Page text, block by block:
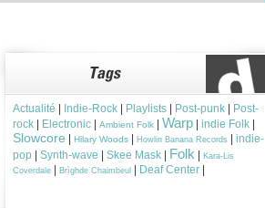
Actualité Indie-Rock Playlists Post-punk
Post-
rock
Electronic Ambient Folk Warp indie Folk
Slowcore Hilary Woods Howlin Banana Records
indie-
pop
Synth-wave Skee Mask Folk
Kara-Lis
Coverdale
Brìghde Chaimbeul Deaf Center